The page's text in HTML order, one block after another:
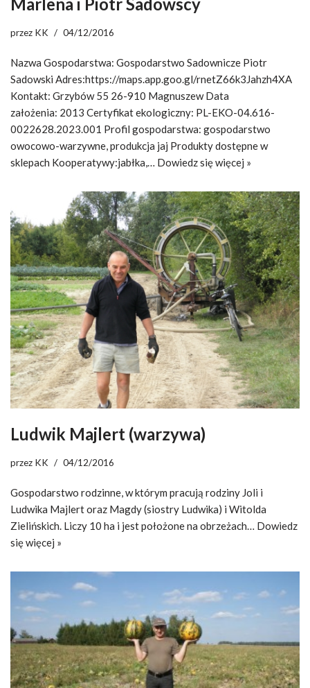
przez KK 04/12/2016
Nazwa Gospodarstwa: Gospodarstwo Sadownicze Piotr
Sadowski Adres:https://maps.app.goo.gl/rnetZ66k3Jahzh4XA
Kontakt: Grzybów 55 26-910 Magnuszew Data
założenia: 2013 Certyfikat ekologiczny: PL-EKO-04.616-
0022628.2023.001 Profil gospodarstwa: gospodarstwo
owocowo-warzywne, produkcja jaj Produkty dostępne w
sklepach Kooperatywy:jabłka,… Dowiedz się więcej »
Ludwik Majlert (warzywa)
przez KK 04/12/2016
Gospodarstwo rodzinne, w którym pracują rodziny Joli i
Ludwika Majlert oraz Magdy (siostry Ludwika) i Witolda
Zielińskich. Liczy 10 ha i jest położone na obrzeżach… Dowiedz
się więcej »